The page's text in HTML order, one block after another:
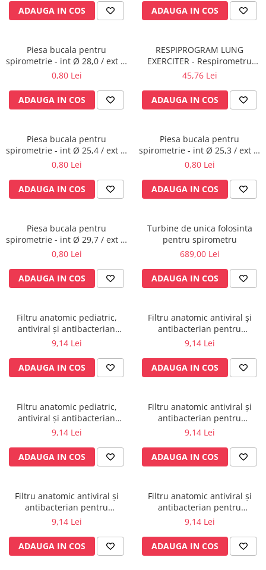
Console ATI si UPU
Dispozitive si sisteme de prindere /
Rampa gaze medicale pat pacient
Rampa iluminat alarmare
Accesorii vase
Tevi cupru si accesorii
Lavoare apa sterila
Lavoare chirurgicale
Capsule, filtre finale apa sterila
Electrochirurgie
Manere pentru electrocautere
Cabluri pentru pensele bipolare
Cabluri conectare electrozi neutri
Electrozi neutri
Radiocautere
Aspiratoare de fum
Criocautere
Consumabile medicale si Accesorii
Hartie
Accesorii pentru perfuzie
Geluri
Filtre antibacteriene si antivirale
Ochelari de protectie
Gel ECO
Cabluri EKG (10 fire)
Electrozi ECG / EKG
Sonde TOCO
ADAUGA IN COS ADAUGA IN COS
Piesa bucala pentru
spirometrie - int Ø 28,0 / ext Ø
30,0 mm
0,80 Lei
ADAUGA IN COS
RESPIPROGRAM LUNG
EXERCITER - Respirometru
pentru exercitii de respiratie
45,76 Lei
ADAUGA IN COS
Piesa bucala pentru
spirometrie - int Ø 25,4 / ext Ø
26,8 mm
0,80 Lei
ADAUGA IN COS
Piesa bucala pentru
spirometrie - int Ø 25,3 / ext Ø
27,0 mm
0,80 Lei
ADAUGA IN COS
Piesa bucala pentru
spirometrie - int Ø 29,7 / ext Ø
32,0 mm
0,80 Lei
ADAUGA IN COS
Turbine de unica folosinta
pentru spirometru
689,00 Lei
ADAUGA IN COS
Filtru anatomic pediatric,
antiviral și antibacterian
pentru spirometrie – int. Ø
9,14 Lei
ADAUGA IN COS
Filtru anatomic antiviral și
antibacterian pentru
spirometrie – int. Ø 26,8mm x
9,14 Lei
ADAUGA IN COS
Filtru anatomic pediatric,
antiviral și antibacterian
pentru spirometrie – int. Ø
9,14 Lei
ADAUGA IN COS
Filtru anatomic antiviral și
antibacterian pentru
spirometrie – int. Ø 39,6mm x
9,14 Lei
ADAUGA IN COS
Filtru anatomic antiviral și
antibacterian pentru
spirometrie – int. Ø 29,5mm x
9,14 Lei
ADAUGA IN COS
Filtru anatomic antiviral și
antibacterian pentru
spirometrie – int. Ø 34,0mm x
9,14 Lei
ADAUGA IN COS